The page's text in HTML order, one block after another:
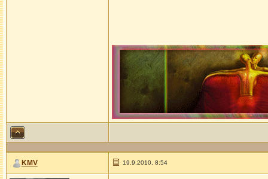
KMV 19.9.2010, 8:54